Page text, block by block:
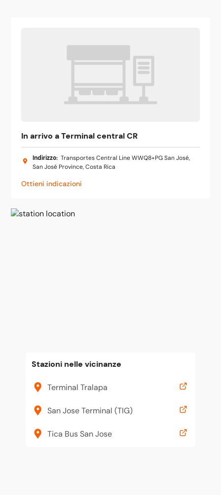
In arrivo a Terminal central CR
Indirizzo: Transportes Central Line WWQ8+PG San José,
San José Province, Costa Rica
Ottieni indicazioni
Stazioni nelle vicinanze
Terminal Tralapa
San Jose Terminal (TIG)
Tica Bus San Jose